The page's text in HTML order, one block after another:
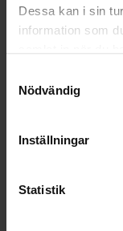
Dessa kan i sin
information som
Nödvändig
Inställningar
Statistik